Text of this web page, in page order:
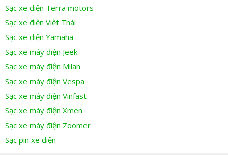
Sạc xe điện Terra motors
Sạc xe điện Việt Thái
Sạc xe điện Yamaha
Sạc xe máy điện Jeek
Sạc xe máy điện Milan
Sạc xe máy điện Vespa
Sạc xe máy điện Vinfast
Sạc xe máy điện Xmen
Sạc xe máy điện Zoomer
Sạc pin xe điện